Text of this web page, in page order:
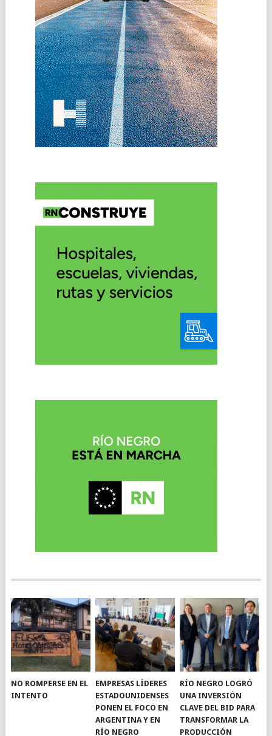
NO ROMPERSE EN EL
INTENTO
EMPRESAS LÍDERES
ESTADOUNIDENSES
PONEN EL FOCO EN
ARGENTINA Y EN
RÍO NEGRO
RÍO NEGRO LOGRÓ
UNA INVERSIÓN
CLAVE DEL BID PARA
TRANSFORMAR LA
PRODUCCIÓN